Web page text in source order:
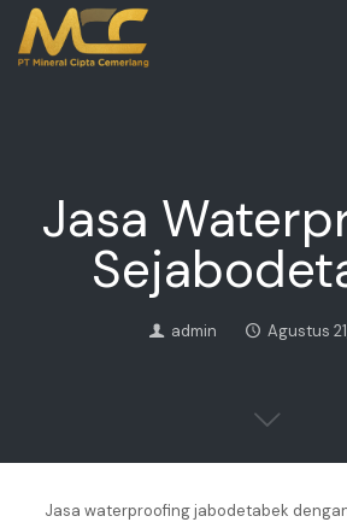
Jasa
admin Agustus
Jasa waterproofing jabodetabek